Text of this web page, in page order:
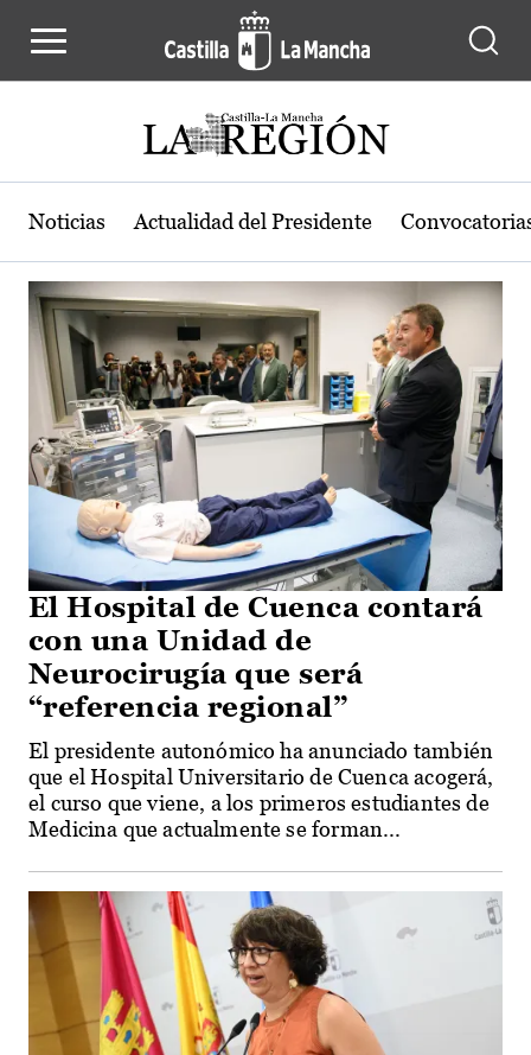
Actualidad de la región de Castilla-
Noticias Actualidad del Presidente
El Hospital de Cuenca contará
con una Unidad de
Neurocirugía que será
“referencia regional”
El presidente autonómico ha anunciado también
que el Hospital Universitario de Cuenca acogerá,
el curso que viene, a los primeros estudiantes de
Medicina que actualmente se forman...